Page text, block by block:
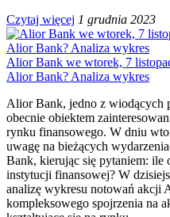
Czytaj więcej 1 grudnia 2023
Alior Bank we wtorek, 7
Alior Bank? Analiza wykres
Alior Bank, jedno z wiodących
obecnie obiektem
rynku finansowego. W dniu
uwagę na bieżących
Bank, kierując się pytaniem: ile
instytucji finansowej? W
analizę wykresu notowań akcji
kompleksowego spojrzenia na